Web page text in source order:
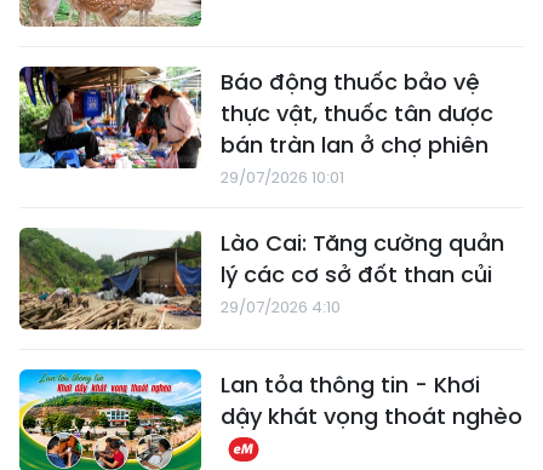
Báo động thuốc bảo vệ
thực vật, thuốc tân dược
bán tràn lan ở chợ phiên
29/07/2026 10:01
Lào Cai: Tăng cường quản
lý các cơ sở đốt than củi
29/07/2026 4:10
Lan tỏa thông tin - Khơi
dậy khát vọng thoát nghèo